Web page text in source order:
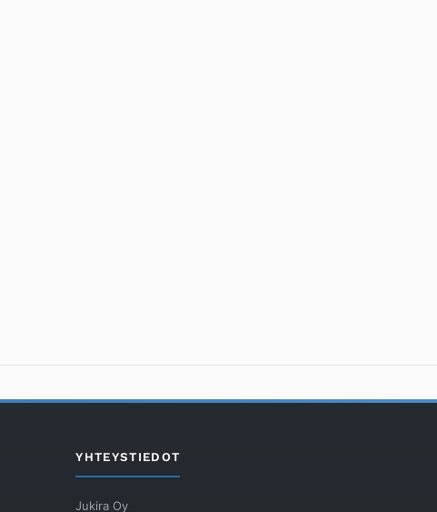
YHTEYSTIEDOT
Jukira Oy